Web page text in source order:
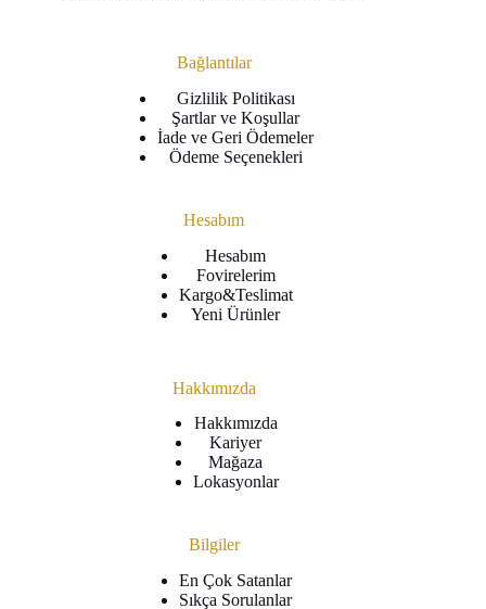
Bağlantılar
Gizlilik Politikası
Şartlar ve Koşullar
İade ve Geri Ödemeler
Ödeme Seçenekleri
Hesabım
Hesabım
Fovirelerim
Kargo&Teslimat
Yeni Ürünler
Hakkımızda
Hakkımızda
Kariyer
Mağaza
Lokasyonlar
Bilgiler
En Çok Satanlar
Sıkça Sorulanlar